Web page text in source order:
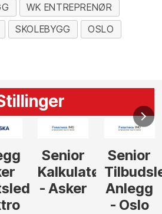
WK ENTREPRENØR
SKOLEBYGG OSLO
ingeniør
elektro,
Oslo